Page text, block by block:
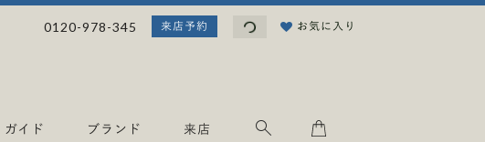
0120-978-345 来店予約 読み込み中...お気に入り
ガイド ブランド 来店